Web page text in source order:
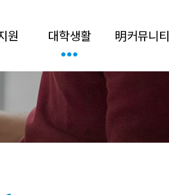
원 대학생활 明커뮤니티